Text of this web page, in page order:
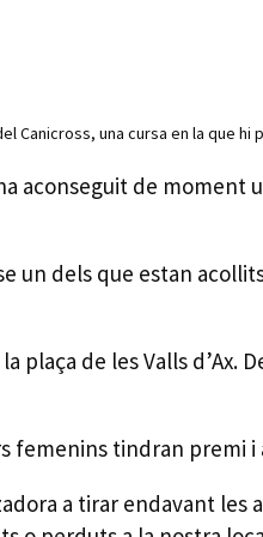
Canicross, una cursa en la que
aconseguit de
un dels que estan
plaça de les Valls
femenins tindran
a tirar endavant